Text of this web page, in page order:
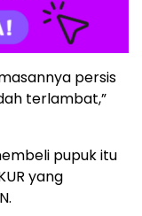
persis
terlambat,”
pupuk itu
yang